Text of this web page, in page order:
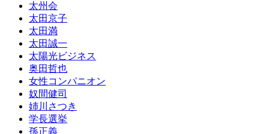
太州会
太田京子
太田満
太田誠一
太陽光ビジネス
奥田哲也
女性コンパニオン
奴間健司
姉川さつき
学長選挙
孫正義